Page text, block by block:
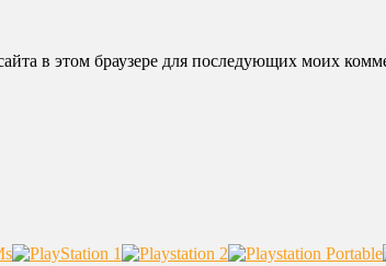
в этом браузере для последующих моих